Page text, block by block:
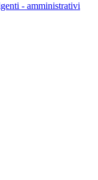
- amministrativi